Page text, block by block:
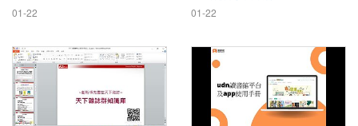
01-22 01-22